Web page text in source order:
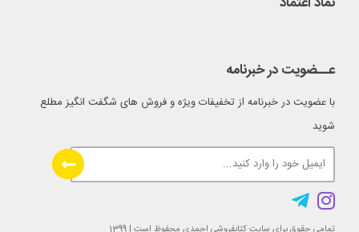
عــضویت در خبرنامه
با عضویت در خبرنامه از تخفیفات ویژه و فروش های شگفت انگیز مطلع
شوید